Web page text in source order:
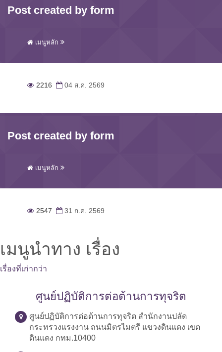
Post created by form
เมนูหลัก
2216 04 ส.ค. 2569
Post created by form
เมนูหลัก
2547 31 ก.ค. 2569
เมนูนำทาง เรื่อง
เรื่องที่เก่ากว่า
ศูนย์ปฏิบัติการต่อต้านการทุจริต
ศูนย์ปฏิบัติการต่อต้านการทุจริต สำนักงานปลัด
กระทรวงแรงงาน ถนนมิตรไมตรี แขวงดินแดง เขต
ดินแดง กทม.10400